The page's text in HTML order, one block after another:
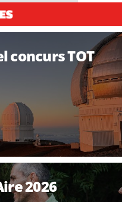
concurs TOT
2026